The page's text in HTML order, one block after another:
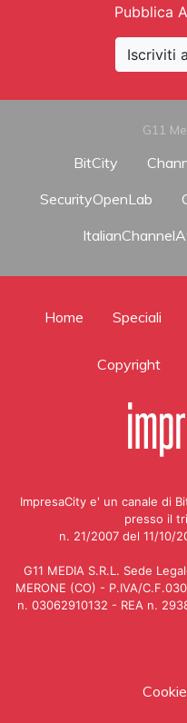
Pubblica
Iscriviti
G11
BitCity
SecurityOpenLab
Home Speciali
Copyright
ImpresaCity e' un canale di
presso il
n. 21/2007 del 11/10/
G11 MEDIA S.R.L. Sede
MERONE (CO) - P.IVA/
n. 03062910132 - REA n.
Cookie